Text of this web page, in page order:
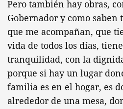
Pero también hay obras,
Gobernador y como saben
que me acompañan, que
vida de todos los días,
tranquilidad, con la
porque si hay un lugar
familia es en el hogar, es
alrededor de una mesa,